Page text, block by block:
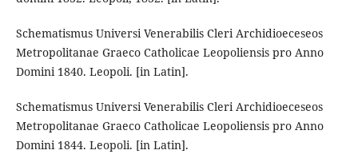
Schematismus Universi Venerabilis Cleri Archidioeceseos
Metropolitanae Graeco Catholicae Leopoliensis pro Anno
Domini 1840. Leopoli. [in Latin].
Schematismus Universi Venerabilis Cleri Archidioeceseos
Metropolitanae Graeco Catholicae Leopoliensis pro Anno
Domini 1844. Leopoli. [in Latin].